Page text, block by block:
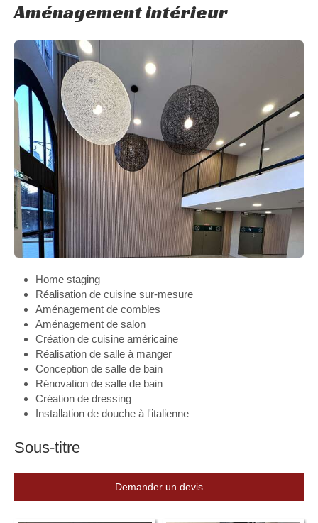
Aménagement intérieur
Home staging
Réalisation de cuisine sur-mesure
Aménagement de combles
Aménagement de salon
Création de cuisine américaine
Réalisation de salle à manger
Conception de salle de bain
Rénovation de salle de bain
Création de dressing
Installation de douche à l'italienne
Sous-titre
Demander un devis